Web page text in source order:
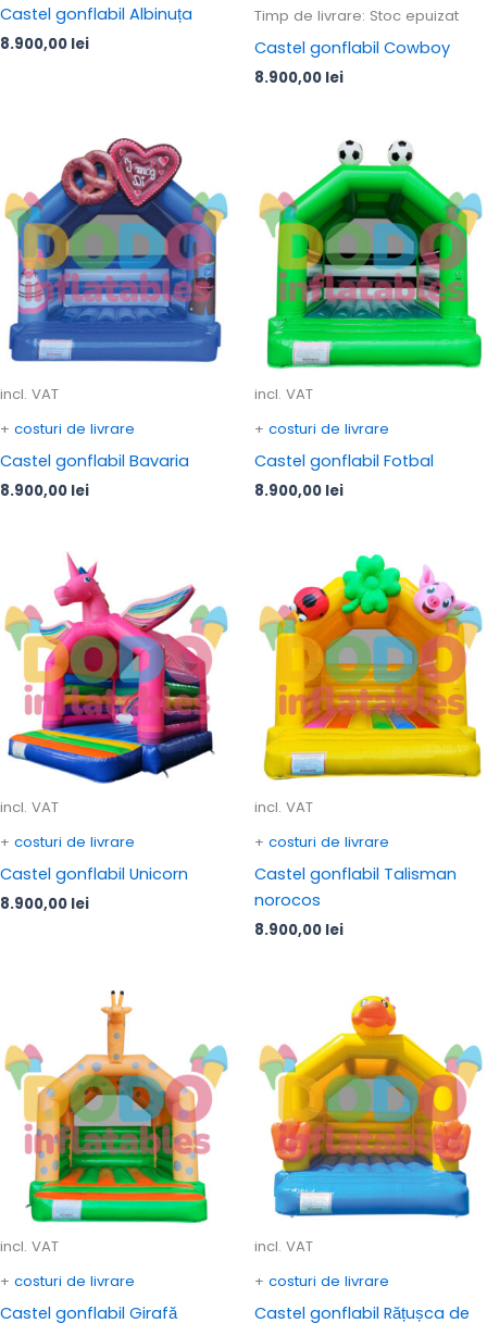
Castel gonflabil Albinuța
8.900,00 lei
Timp de livrare: Stoc epuizat
Castel gonflabil Cowboy
8.900,00 lei
incl. VAT
+ costuri de livrare
Castel gonflabil Bavaria
8.900,00 lei
incl. VAT
+ costuri de livrare
Castel gonflabil Fotbal
8.900,00 lei
incl. VAT
+ costuri de livrare
Castel gonflabil Unicorn
8.900,00 lei
incl. VAT
+ costuri de livrare
Castel gonflabil Talisman
norocos
8.900,00 lei
incl. VAT
+ costuri de livrare
Castel gonflabil Girafă
incl. VAT
+ costuri de livrare
Castel gonflabil Rățușca de